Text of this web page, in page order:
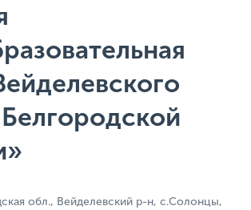
обл., Вейделевский р-н, с.Солонцы,